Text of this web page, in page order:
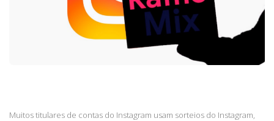
Muitos titulares de contas do Instagram usam sorteios do Instagram,